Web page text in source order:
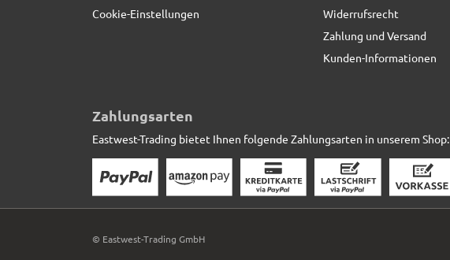
Cookie-Einstellungen
Widerrufsrecht
Zahlung und Versand
Kunden-Informationen
Zahlungsarten
Eastwest-Trading bietet Ihnen folgende Zahlungsarten in unserem Shop:
© Eastwest-Trading GmbH